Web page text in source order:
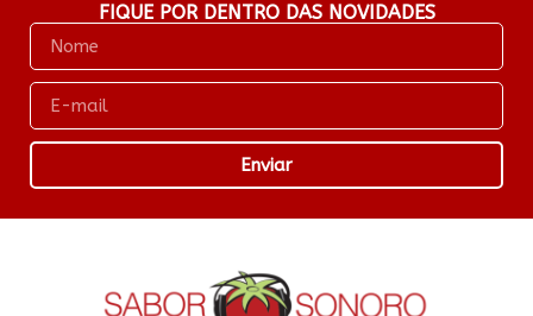
FIQUE POR DENTRO DAS NOVIDADES
Enviar